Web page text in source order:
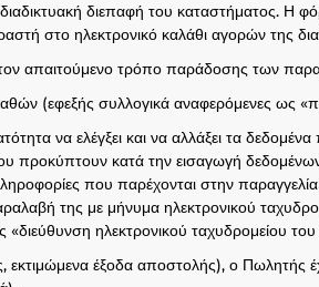
διεπαφή του καταστήματος. Η
στο ηλεκτρονικό καλάθι αγορών της
απαιτούμενο τρόπο παράδοσης των
(εφεξής συλλογικά αναφερόμενες ως
να ελέγξει και να αλλάξει τα
προκύπτουν κατά την εισαγωγή
που παρέχονται στην
της με μήνυμα ηλεκτρονικού
ηλεκτρονικού ταχυδρομείου
έξοδα αποστολής), ο Πωλητής